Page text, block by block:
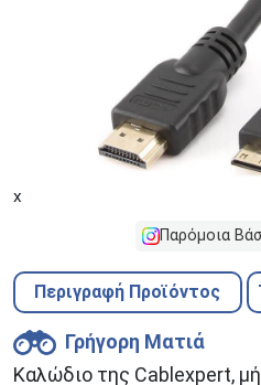
x
Παρόμοια
Περιγραφή Προϊόντος
Γρήγορη Ματιά
Καλώδιο της Cablexpert,